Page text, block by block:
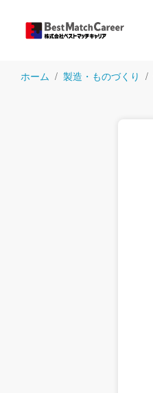
ホーム 製造・ものづくり